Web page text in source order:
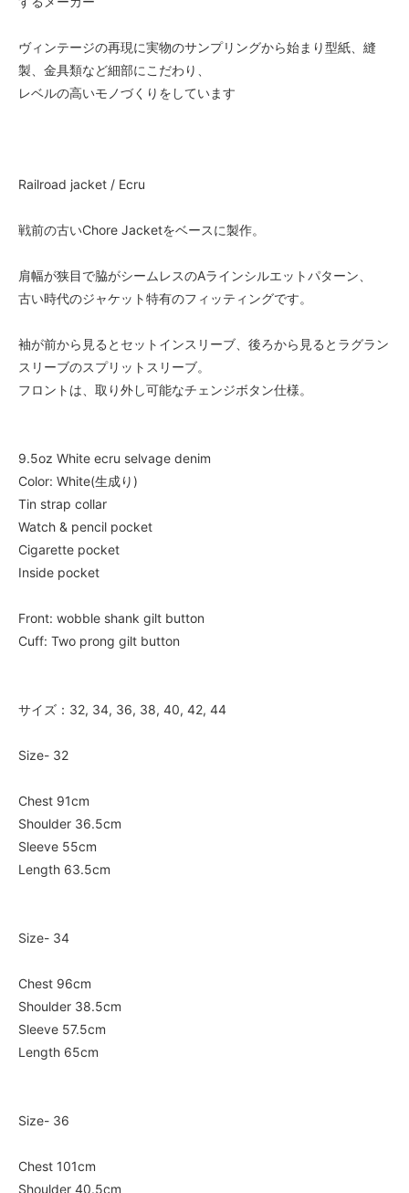
ヴィンテージの再現に実物のサンプリングから始まり型紙、縫
製、金具類など細部にこだわり、
レベルの高いモノづくりをしています
Railroad jacket / Ecru
戦前の古いChore Jacketをベースに製作。
肩幅が狭目で脇がシームレスのAラインシルエットパターン、
古い時代のジャケット特有のフィッティングです。
袖が前から見るとセットインスリーブ、後ろから見るとラグラン
スリーブのスプリットスリーブ。
フロントは、取り外し可能なチェンジボタン仕様。
9.5oz White ecru selvage denim
Color: White(生成り)
Tin strap collar
Watch & pencil pocket
Cigarette pocket
Inside pocket
Front: wobble shank gilt button
Cuff: Two prong gilt button
サイズ：32, 34, 36, 38, 40, 42, 44
Size- 32
Chest 91cm
Shoulder 36.5cm
Sleeve 55cm
Length 63.5cm
Size- 34
Chest 96cm
Shoulder 38.5cm
Sleeve 57.5cm
Length 65cm
Size- 36
Chest 101cm
Shoulder 40.5cm